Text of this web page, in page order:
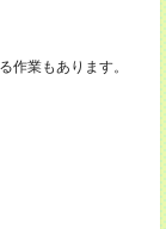
作業もあります。